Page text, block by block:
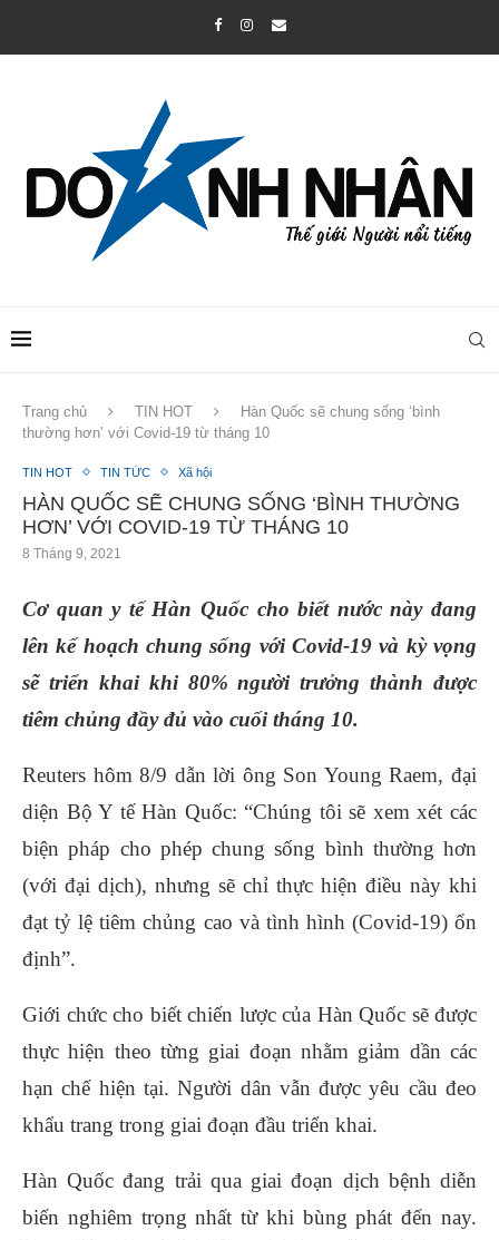
Trang chủ TIN HOT
Hàn Quốc sẽ chung sống ‘bình
thường hơn’ với Covid-19 từ tháng 10
TIN HOT TIN TỨC Xã hội
HÀN QUỐC SẼ CHUNG SỐNG ‘BÌNH THƯỜNG
HƠN’ VỚI COVID-19 TỪ THÁNG 10
8 Tháng 9, 2021
Cơ quan y tế Hàn Quốc cho biết nước này đang
lên kế hoạch chung sống với Covid-19 và kỳ vọng
sẽ triển khai khi 80% người trưởng thành được
tiêm chủng đầy đủ vào cuối tháng 10.
Reuters hôm 8/9 dẫn lời ông Son Young Raem, đại
diện Bộ Y tế Hàn Quốc: “Chúng tôi sẽ xem xét các
biện pháp cho phép chung sống bình thường hơn
(với đại dịch), nhưng sẽ chỉ thực hiện điều này khi
đạt tỷ lệ tiêm chủng cao và tình hình (Covid-19) ổn
định”.
Giới chức cho biết chiến lược của Hàn Quốc sẽ được
thực hiện theo từng giai đoạn nhằm giảm dần các
hạn chế hiện tại. Người dân vẫn được yêu cầu đeo
khẩu trang trong giai đoạn đầu triển khai.
Hàn Quốc đang trải qua giai đoạn dịch bệnh diễn
biến nghiêm trọng nhất từ khi bùng phát đến nay.